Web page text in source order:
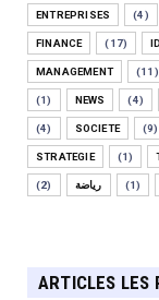
ENTREPRISES (4)
FINANCE (17)
MANAGEMENT (11)
(1) NEWS (4)
(4) SOCIETE (9)
STRATEGIE (1)
(2) رياضة (1)
ARTICLES LES